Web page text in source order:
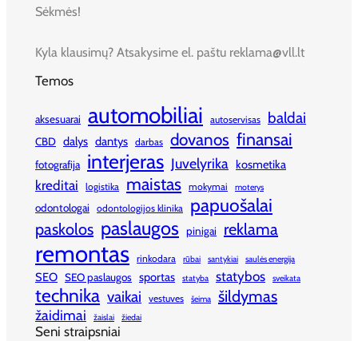
Sėkmės!
Kyla klausimų? Atsakysime el. paštu reklama@vll.lt
Temos
aksesuarai automobiliai autoservisas baldai
CBD dalys dantys darbas dovanos finansai
fotografija interjeras Juvelyrika kosmetika
kreditai logistika maistas mokymai moterys
odontologai odontologijos klinika papuošalai
paskolos paslaugos pinigai reklama
remontas rinkodara rūbai santykiai saulės energija
SEO SEO paslaugos sportas statyba statybos sveikata
technika vaikai vestuves šeima šildymas
žaidimai žaislai žiedai
Seni straipsniai